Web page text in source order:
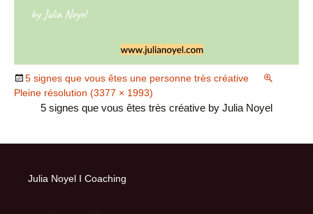
5 signes que vous êtes une personne très créative
Pleine résolution (3377 × 1993)
5 signes que vous êtes très créative by Julia Noyel
Julia Noyel I Coaching